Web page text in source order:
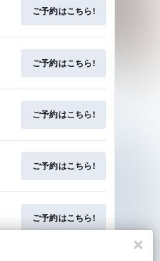
ご予約はこちら!
ご予約はこちら!
ご予約はこちら!
ご予約はこちら!
ご予約はこちら!